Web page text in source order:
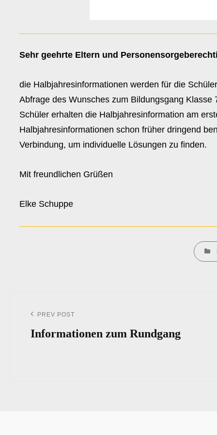
Sehr geehrte Eltern und
die Halbjahresinformationen werden für die
Abfrage des Wunsches zum Bildungsgang
Schüler erhalten die Halbjahresinformation am
Halbjahresinformationen schon früher dringend
Verbindung, um individuelle Lösungen zu finden.
Mit freundlichen Grüßen
Elke Schuppe
Navigation
Previous
Post
PREV POST
Informationen zum Rundgang